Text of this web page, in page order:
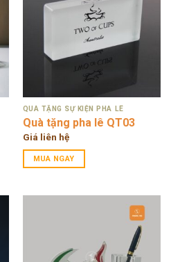
QUÀ TẶNG SỰ KIỆN PHA LÊ
Quà tặng pha lê QT03
Giá liên hệ
MUA NGAY